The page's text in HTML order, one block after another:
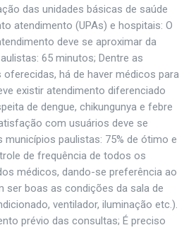
das unidades básicas de saúde
atendimento (UPAs) e hospitais: O
deve se aproximar da
65 minutos; Dentre as
há de haver médicos para
existir atendimento diferenciado
de dengue, chikungunya e febre
com usuários deve se
municípios paulistas: 75% de ótimo e
de frequência de todos os
médicos, dando-se preferência ao
ser boas as condições da sala de
ventilador, iluminação etc.).
prévio das consultas; É preciso